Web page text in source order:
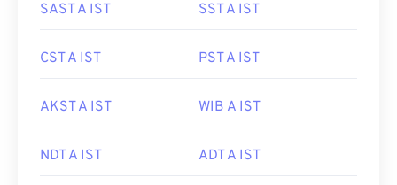
SAST A IST SST A IST
CST A IST PST A IST
AKST A IST WIB A IST
NDT A IST ADT A IST